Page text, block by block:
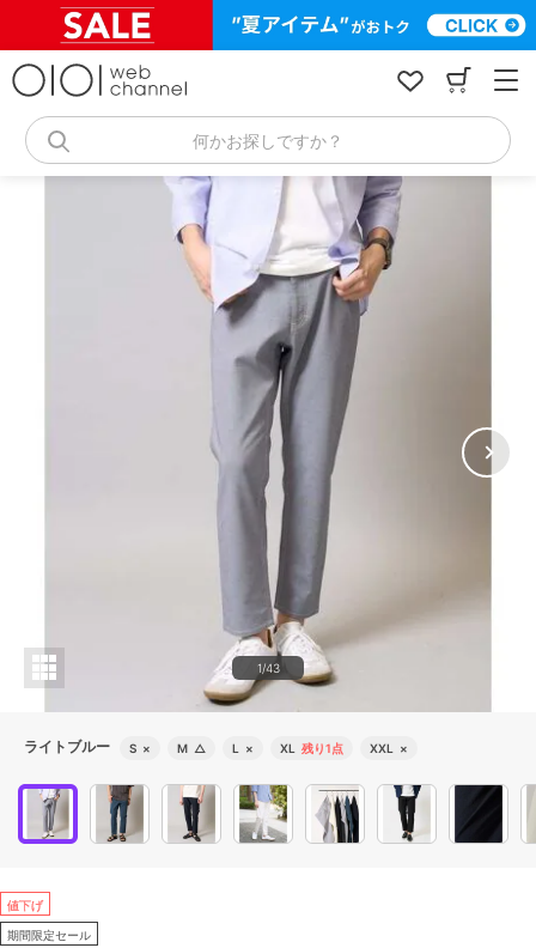
何かお探しですか？
1/43
ライトブルー S × M △ L × XL 残り1点 XXL ×
値下げ
期間限定セール